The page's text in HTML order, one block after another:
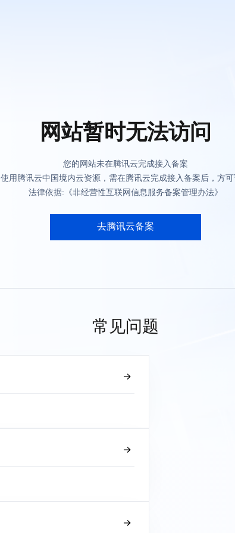
网站暂时无法访问
您的网站未在腾讯云完成接入备案
使用腾讯云中国境内云资源，需在腾讯云完成接入备案后，方
法律依据:《非经营性互联网信息服务备案管理办法》
去腾讯云备案
常见问题